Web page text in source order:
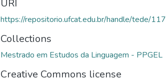
URI
https://repositorio.ufcat.edu.br/handle/tede/
Collections
Mestrado em Estudos da Linguagem - PPGEL
Creative Commons license